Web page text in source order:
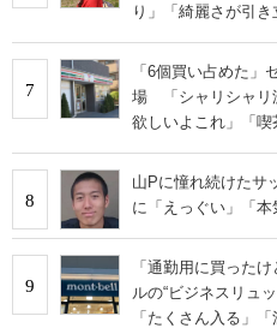
り」「綺麗さが引き
7
「6個買い占めた」
場 「シャリシャリ
欲しいよこれ」「喫
8
山Pに憧れ続けた
に「えっぐい」「
9
「通勤用に買った
ルの“ビジネスリュ
「たくさん入る」